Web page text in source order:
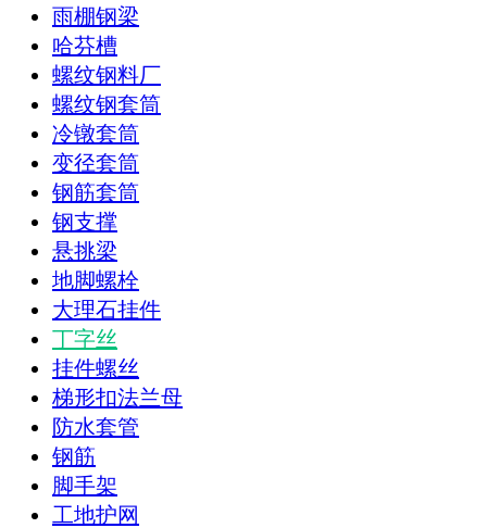
雨棚钢梁
哈芬槽
螺纹钢料厂
螺纹钢套筒
冷镦套筒
变径套筒
钢筋套筒
钢支撑
悬挑梁
地脚螺栓
大理石挂件
丁字丝
挂件螺丝
梯形扣法兰母
防水套管
钢筋
脚手架
工地护网